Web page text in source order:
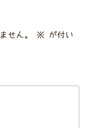
せん。 ※ が付い